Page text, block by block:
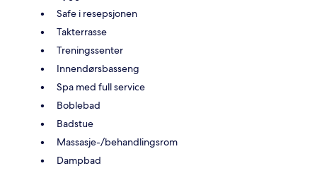
Safe i resepsjonen
Takterrasse
Treningssenter
Innendørsbasseng
Spa med full service
Boblebad
Badstue
Massasje-/behandlingsrom
Dampbad